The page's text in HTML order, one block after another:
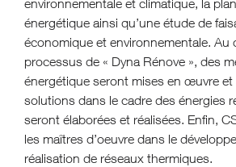
environnementale et climatique, la
énergétique ainsi qu’une étude de
économique et environnementale. Au
processus de « Dyna Rénove », des
énergétique seront mises en œuvre et
solutions dans le cadre des énergies
seront élaborées et réalisées. Enfin,
les maîtres d’oeuvre dans le
réalisation de réseaux thermiques.